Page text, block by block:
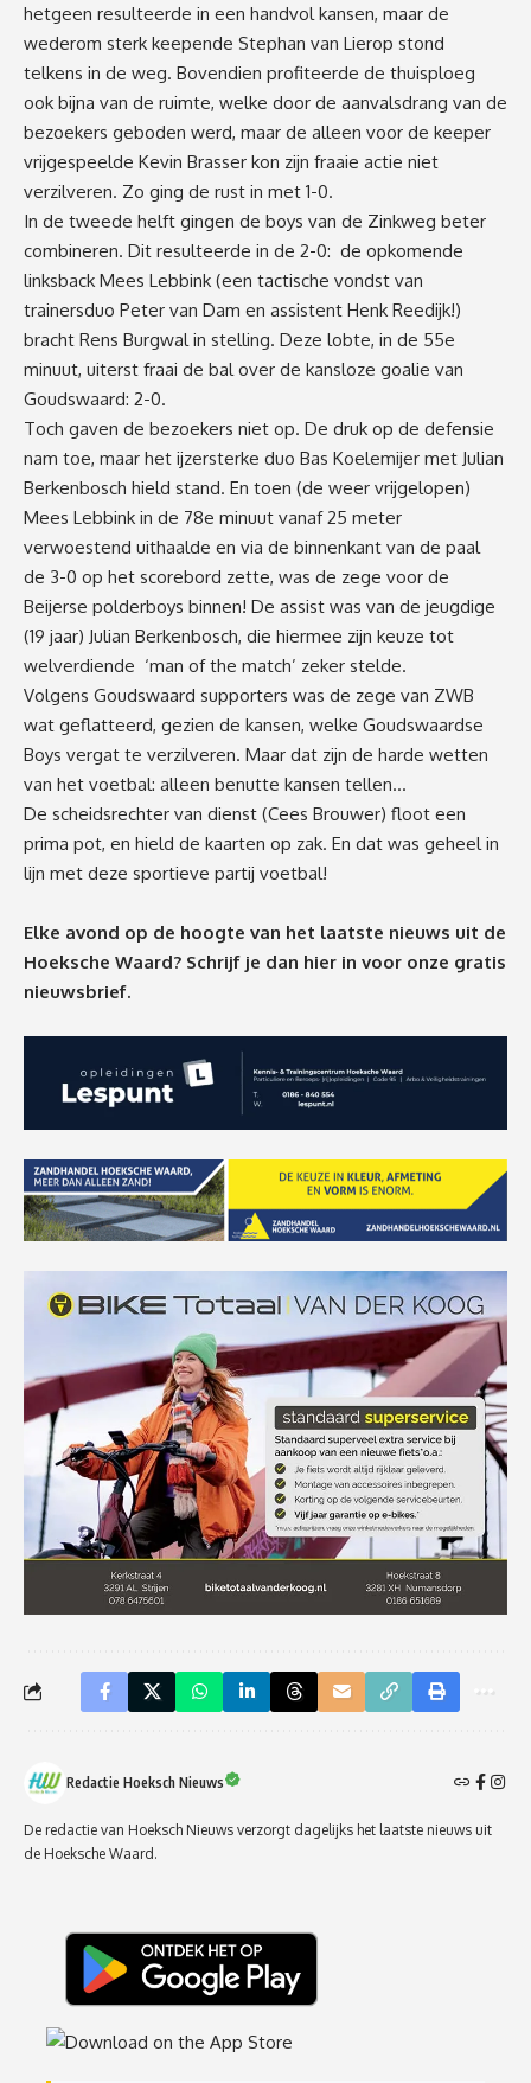
hetgeen resulteerde in een handvol kansen, maar de
wederom sterk keepende Stephan van Lierop stond
telkens in de weg. Bovendien profiteerde de thuisploeg
ook bijna van de ruimte, welke door de aanvalsdrang van de
bezoekers geboden werd, maar de alleen voor de keeper
vrijgespeelde Kevin Brasser kon zijn fraaie actie niet
verzilveren. Zo ging de rust in met 1-0.
In de tweede helft gingen de boys van de Zinkweg beter
combineren. Dit resulteerde in de 2-0: de opkomende
linksback Mees Lebbink (een tactische vondst van
trainersduo Peter van Dam en assistent Henk Reedijk!)
bracht Rens Burgwal in stelling. Deze lobte, in de 55e
minuut, uiterst fraai de bal over de kansloze goalie van
Goudswaard: 2-0.
Toch gaven de bezoekers niet op. De druk op de defensie
nam toe, maar het ijzersterke duo Bas Koelemijer met Julian
Berkenbosch hield stand. En toen (de weer vrijgelopen)
Mees Lebbink in de 78e minuut vanaf 25 meter
verwoestend uithaalde en via de binnenkant van de paal
de 3-0 op het scorebord zette, was de zege voor de
Beijerse polderboys binnen! De assist was van de jeugdige
(19 jaar) Julian Berkenbosch, die hiermee zijn keuze tot
welverdiende ‘man of the match’ zeker stelde.
Volgens Goudswaard supporters was de zege van ZWB
wat geflatteerd, gezien de kansen, welke Goudswaardse
Boys vergat te verzilveren. Maar dat zijn de harde wetten
van het voetbal: alleen benutte kansen tellen…
De scheidsrechter van dienst (Cees Brouwer) floot een
prima pot, en hield de kaarten op zak. En dat was geheel in
lijn met deze sportieve partij voetbal!
Elke avond op de hoogte van het laatste nieuws uit de
Hoeksche Waard? Schrijf je dan hier in voor onze gratis
nieuwsbrief.
Redactie Hoeksch Nieuws
De redactie van Hoeksch Nieuws verzorgt dagelijks het laatste nieuws uit
de Hoeksche Waard.